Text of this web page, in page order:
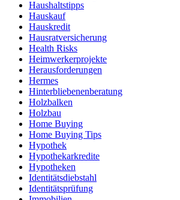
Haushaltstipps
Hauskauf
Hauskredit
Hausratversicherung
Health Risks
Heimwerkerprojekte
Herausforderungen
Hermes
Hinterbliebenenberatung
Holzbalken
Holzbau
Home Buying
Home Buying Tips
Hypothek
Hypothekarkredite
Hypotheken
Identitätsdiebstahl
Identitätsprüfung